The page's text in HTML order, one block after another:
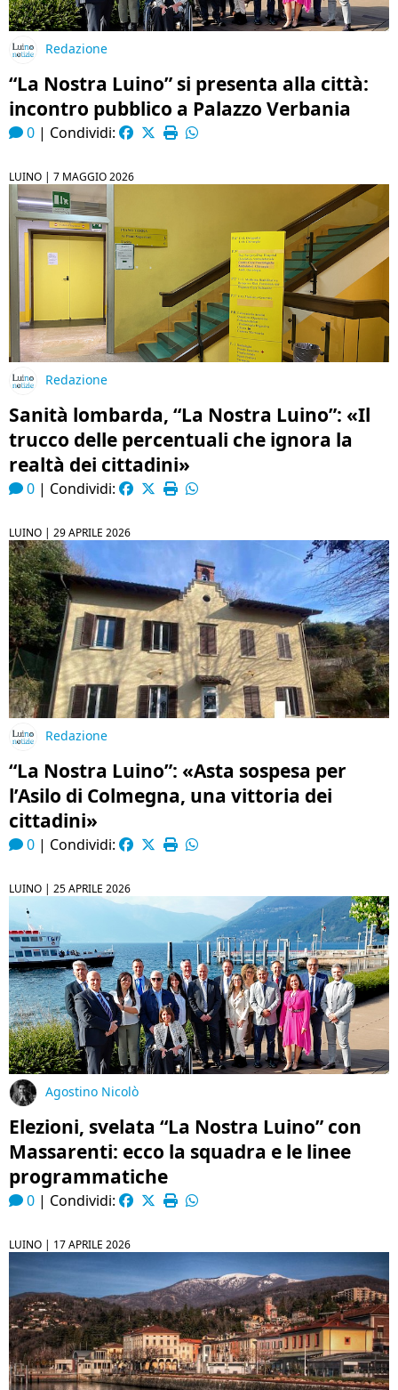
Redazione
“La Nostra Luino” si presenta alla città:
incontro pubblico a Palazzo Verbania
0 | Condividi:
LUINO | 7 MAGGIO 2026
Redazione
Sanità lombarda, “La Nostra Luino”: «Il
trucco delle percentuali che ignora la
realtà dei cittadini»
0 | Condividi:
LUINO | 29 APRILE 2026
Redazione
“La Nostra Luino”: «Asta sospesa per
l’Asilo di Colmegna, una vittoria dei
cittadini»
0 | Condividi:
LUINO | 25 APRILE 2026
Agostino Nicolò
Elezioni, svelata “La Nostra Luino” con
Massarenti: ecco la squadra e le linee
programmatiche
0 | Condividi:
LUINO | 17 APRILE 2026